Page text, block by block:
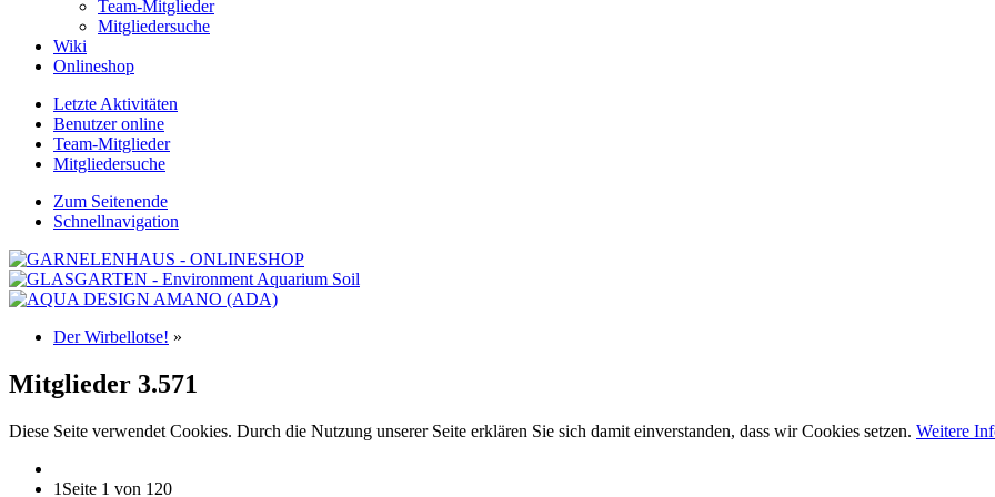
Team-Mitglieder
Mitgliedersuche
Wiki
Onlineshop
Letzte Aktivitäten
Benutzer online
Team-Mitglieder
Mitgliedersuche
Zum Seitenende
Schnellnavigation
Der Wirbellotse! »
Mitglieder 3.571
Diese Seite verwendet Cookies. Durch die Nutzung unserer Seite erklären Sie sich damit einverstanden, dass wir Cookies setzen. Weitere
1 Seite 1 von 120